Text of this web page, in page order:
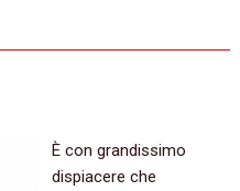
È con grandissimo
dispiacere che